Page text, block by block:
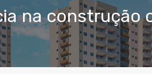
na construção